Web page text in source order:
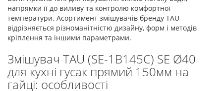
напрямки її до виливу та контролю комфортної
температури. Асортимент змішувачів бренду TAU
відрізняється різноманітністю дизайну, форм і методів
кріплення та іншими параметрами.
Змішувач TAU (SE-1B145C) SE Ø40
для кухні гусак прямий 150мм на
гайці: особливості